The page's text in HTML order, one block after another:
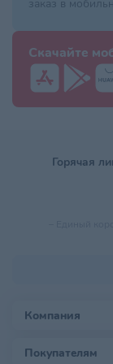
заказ в
Скачайте
Горячая
Компания
Покупателям